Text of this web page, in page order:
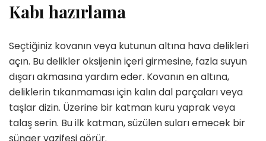
Kabı hazırlama
Seçtiğiniz kovanın veya kutunun altına hava delikleri
açın. Bu delikler oksijenin içeri girmesine, fazla suyun
dışarı akmasına yardım eder. Kovanın en altına,
deliklerin tıkanmaması için kalın dal parçaları veya
taşlar dizin. Üzerine bir katman kuru yaprak veya
talaş serin. Bu ilk katman, süzülen suları emecek bir